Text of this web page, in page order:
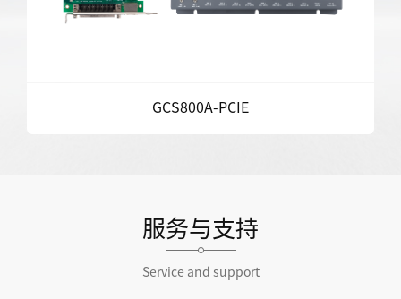
GCS800A-PCIE
服务与支持
Service and support